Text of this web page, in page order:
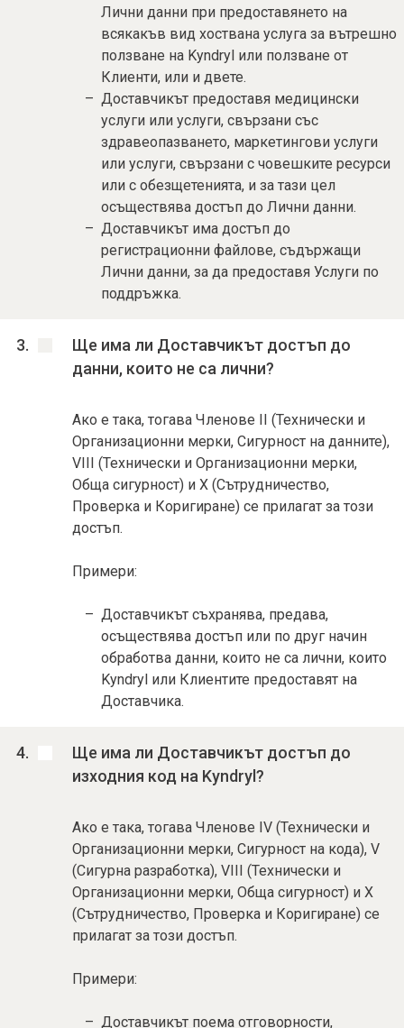
Лични данни при предоставянето на
всякакъв вид хоствана услуга за вътрешно
ползване на Kyndryl или ползване от
Клиенти, или и двете.
Доставчикът предоставя медицински
услуги или услуги, свързани със
здравеопазването, маркетингови услуги
или услуги, свързани с човешките ресурси
или с обезщетенията, и за тази цел
осъществява достъп до Лични данни.
Доставчикът има достъп до
регистрационни файлове, съдържащи
Лични данни, за да предоставя Услуги по
поддръжка.
Ще има ли Доставчикът достъп до
данни, които не са лични?
Ако е така, тогава Членове II (Технически и
Организационни мерки, Сигурност на данните),
VIII (Технически и Организационни мерки,
Обща сигурност) и X (Сътрудничество,
Проверка и Коригиране) се прилагат за този
достъп.
Примери:
Доставчикът съхранява, предава,
осъществява достъп или по друг начин
обработва данни, които не са лични, които
Kyndryl или Клиентите предоставят на
Доставчика.
Ще има ли Доставчикът достъп до
изходния код на Kyndryl?
Ако е така, тогава Членове IV (Технически и
Организационни мерки, Сигурност на кода), V
(Сигурна разработка), VIII (Технически и
Организационни мерки, Обща сигурност) и X
(Сътрудничество, Проверка и Коригиране) се
прилагат за този достъп.
Примери:
Доставчикът поема отговорности,